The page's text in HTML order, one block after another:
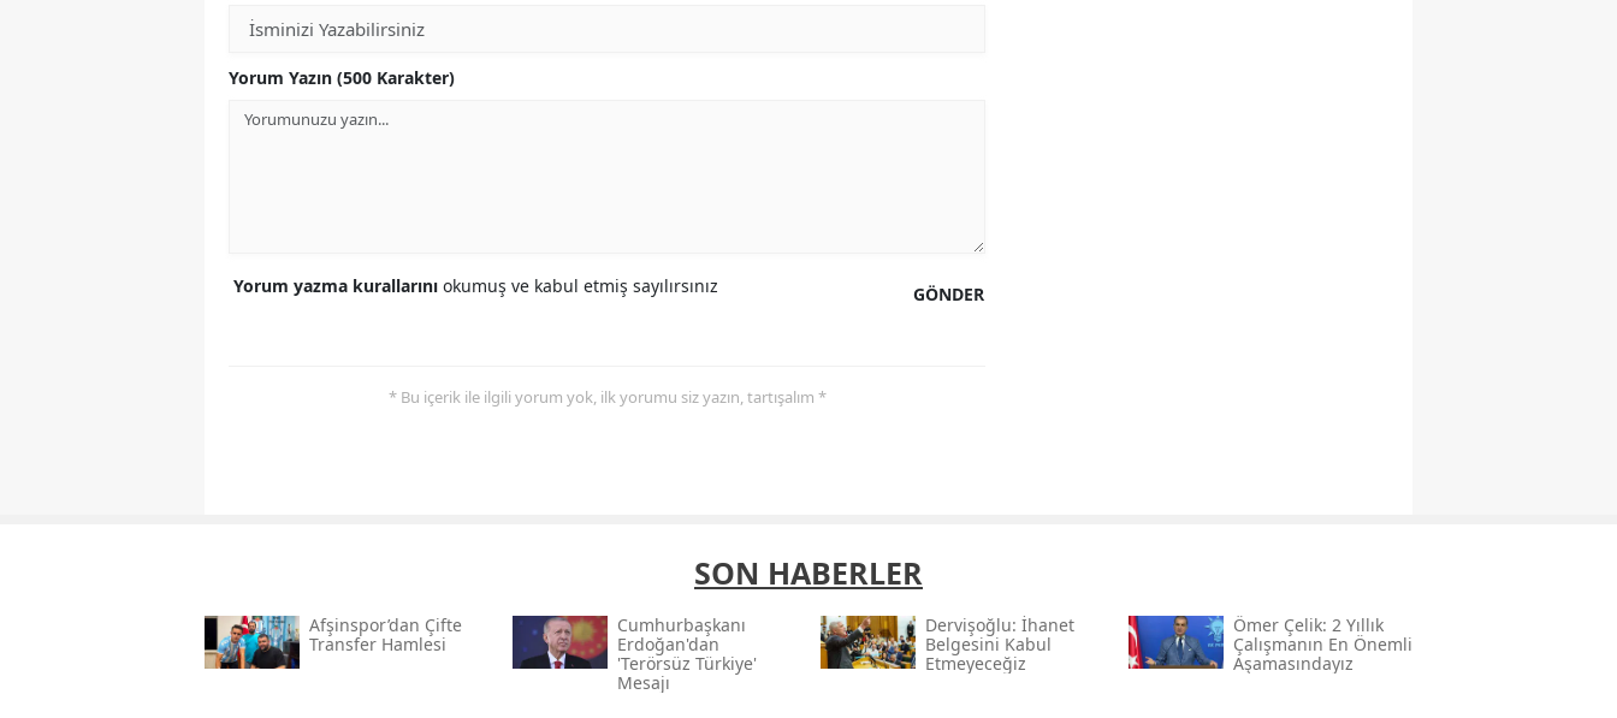
Yorum Yazın (500 Karakter)
GÖNDER
Yorum yazma kurallarını okumuş ve kabul etmiş sayılırsınız
* Bu içerik ile ilgili yorum yok, ilk yorumu siz yazın, tartışalım *
SON HABERLER
Afşinspor’dan Çifte
Transfer Hamlesi
Cumhurbaşkanı
Erdoğan'dan
'terörsüz Türkiye'
Mesajı
Dervişoğlu: İhanet
Belgesini Kabul
Etmeyeceğiz
Ömer Çelik: 2 Yıllık
Çalışmanın En Önemli
Aşamasındayız